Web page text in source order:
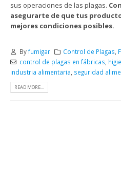
sus operaciones de las plagas.
asegurarte de que tus
mejores condiciones posibles.
Byfumigar Control de Plagas
control de plagas en fábricas
industria alimentaria seguridad
READ MORE...